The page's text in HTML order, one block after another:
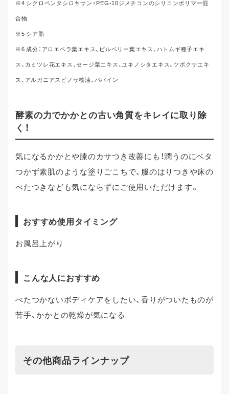
※4 シクロペンタシロキサン・PEG-10ジメチコンのシリコンポリマー混
合物
※5 シア脂
※6 成分：アロエベラ葉エキス、ビルベリー葉エキス、ハトムギ種子エキ
ス、カミツレ花エキス、セージ葉エキス、ユキノシタエキス、ツボクサエキ
ス、アルガニアスピノサ核油、パパイン
酵素の力でかかとの古い角質をキレイに取り除
く！
気になるかかとや膝のカサつき改善にも！潤うのにベタ
つかず素肌のような塗りごこちで、服のはりつきや床の
べたつきなども気にならずにご使用いただけます。
おすすめ使用タイミング
お風呂上がり
こんな人におすすめ
べたつかないボディケアをしたい、香りがついたものが
苦手、かかとの乾燥が気になる
その他商品ラインナップ